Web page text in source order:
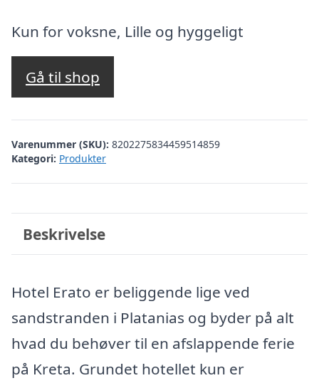
pris
var:
pris
Kun for voksne, Lille og hyggeligt
Gå til shop
Varenummer (SKU): 8202275834459514859
Kategori: Produkter
Beskrivelse
Hotel Erato er beliggende lige ved
sandstranden i Platanias og byder på alt
hvad du behøver til en afslappende ferie
på Kreta. Grundet hotellet kun er